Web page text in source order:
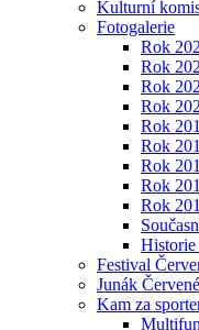
Kulturní
Fotogalerie
Rok
Rok
Rok
Rok
Rok
Rok
Rok
Rok
Rok
Historie
Festival
Junák
Kam za